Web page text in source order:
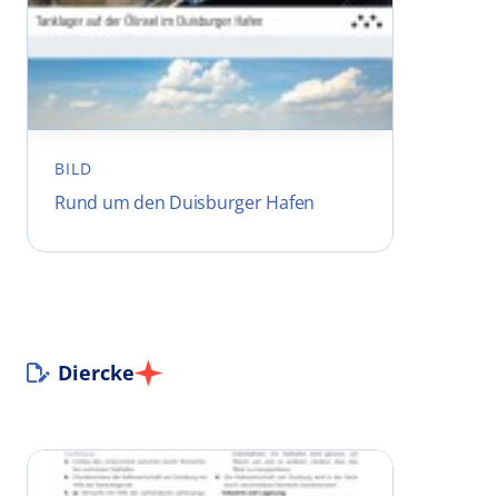
BILD
Rund um den Duisburger Hafen
Diercke